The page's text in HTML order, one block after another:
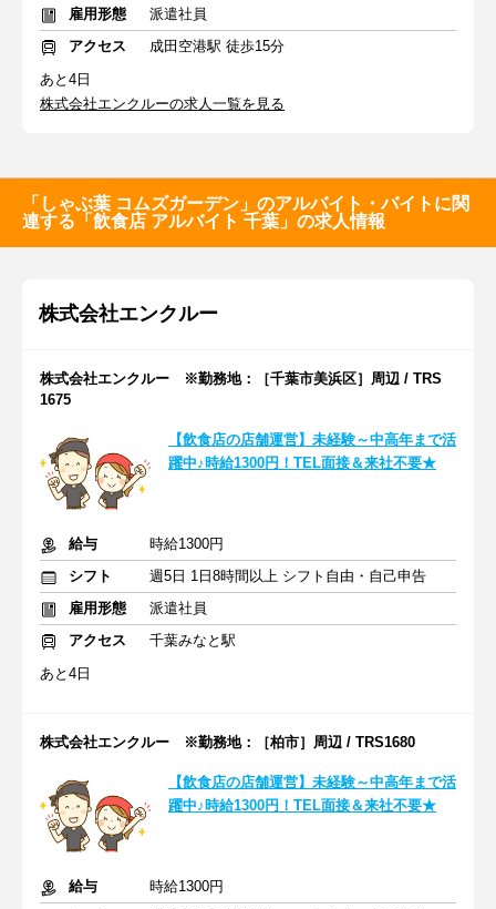
雇用形態
派遣社員
アクセス
成田空港駅 徒歩15分
あと4日
株式会社エンクルーの求人一覧を見る
「しゃぶ葉 コムズガーデン」のアルバイト・バイトに関
連する「飲食店 アルバイト 千葉」の求人情報
株式会社エンクルー
株式会社エンクルー ※勤務地：［千葉市美浜区］周辺 / TRS
1675
【飲食店の店舗運営】未経験～中高年まで活
躍中♪時給1300円！TEL面接＆来社不要★
給与
時給1300円
シフト
週5日 1日8時間以上 シフト自由・自己申告
雇用形態
派遣社員
アクセス
千葉みなと駅
あと4日
株式会社エンクルー ※勤務地：［柏市］周辺 / TRS1680
【飲食店の店舗運営】未経験～中高年まで活
躍中♪時給1300円！TEL面接＆来社不要★
給与
時給1300円